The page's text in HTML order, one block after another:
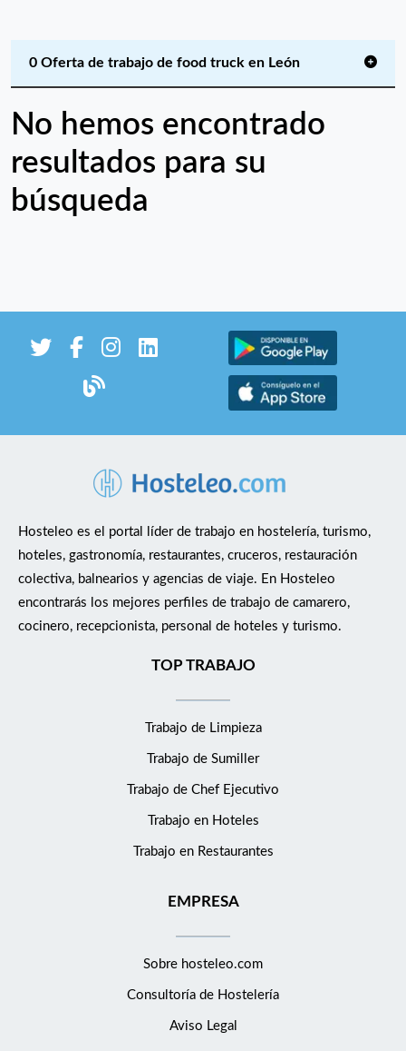
0 Oferta de trabajo de food truck en León
No hemos encontrado
resultados para su
búsqueda
Hosteleo es el portal líder de trabajo en hostelería, turismo,
hoteles, gastronomía, restaurantes, cruceros, restauración
colectiva, balnearios y agencias de viaje. En Hosteleo
encontrarás los mejores perfiles de trabajo de camarero,
cocinero, recepcionista, personal de hoteles y turismo.
TOP TRABAJO
Trabajo de Limpieza
Trabajo de Sumiller
Trabajo de Chef Ejecutivo
Trabajo en Hoteles
Trabajo en Restaurantes
EMPRESA
Sobre hosteleo.com
Consultoría de Hostelería
Aviso Legal